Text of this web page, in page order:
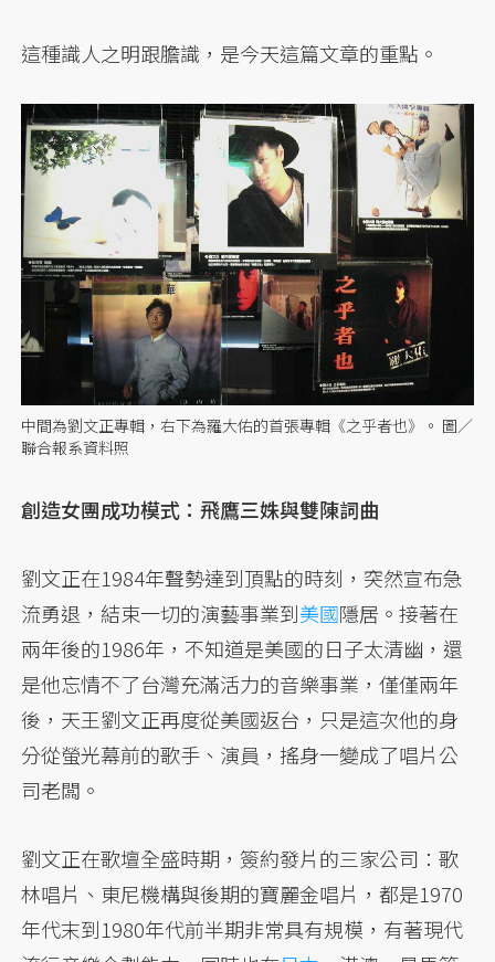
這種識人之明跟膽識，是今天這篇文章的重點。
中間為劉文正專輯，右下為羅大佑的首張專輯《之乎者也》。 圖／
聯合報系資料照
創造女團成功模式：飛鷹三姝與雙陳詞曲
劉文正在1984年聲勢達到頂點的時刻，突然宣布急
流勇退，結束一切的演藝事業到美國隱居。接著在
兩年後的1986年，不知道是美國的日子太清幽，還
是他忘情不了台灣充滿活力的音樂事業，僅僅兩年
後，天王劉文正再度從美國返台，只是這次他的身
分從螢光幕前的歌手、演員，搖身一變成了唱片公
司老闆。
劉文正在歌壇全盛時期，簽約發片的三家公司：歌
林唱片、東尼機構與後期的寶麗金唱片，都是1970
年代末到1980年代前半期非常具有規模，有著現代